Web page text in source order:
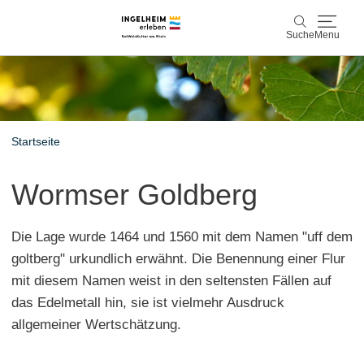
Suche Menu
Suche
Entdecken & Erleben
Info & Service
Startseite
Wormser Goldberg
Die Lage wurde 1464 und 1560 mit dem Namen "uff dem
goltberg" urkundlich erwähnt. Die Benennung einer Flur
mit diesem Namen weist in den seltensten Fällen auf
das Edelmetall hin, sie ist vielmehr Ausdruck
allgemeiner Wertschätzung.